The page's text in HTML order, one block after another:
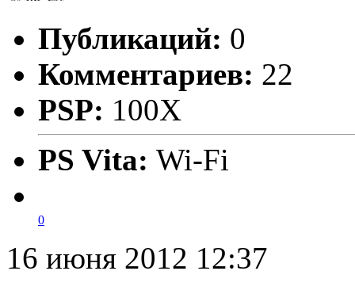
Публикаций: 0
Комментариев: 22
PSP: 100X
PS Vita: Wi-Fi
0
16 июня 2012 12:37